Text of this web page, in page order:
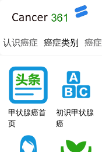
认识癌症 癌症类别 癌
甲状腺癌首
页
初识甲状腺
癌